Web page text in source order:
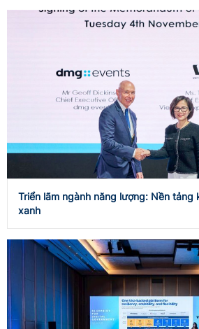
Triển lãm ngành năng lượng: Nền tảng
xanh